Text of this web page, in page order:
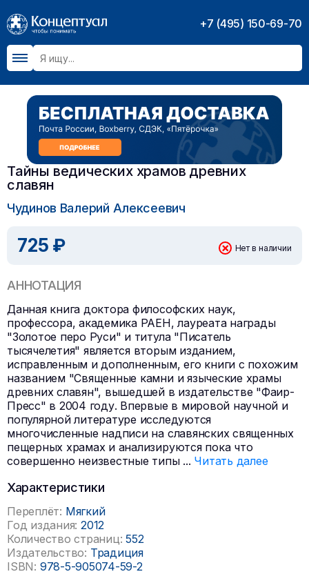
+7 (495) 150-69-70
Тайны ведических храмов древних
славян
Чудинов Валерий Алексеевич
725 ₽ Нет в наличии
АННОТАЦИЯ
Данная книга доктора философских наук,
профессора, академика РАЕН, лауреата награды
"Золотое перо Руси" и титула "Писатель
тысячелетия" является вторым изданием,
исправленным и дополненным, его книги с похожим
названием "Священные камни и языческие храмы
древних славян", вышедшей в издательстве "Фаир-
Пресс" в 2004 году. Впервые в мировой научной и
популярной литературе исследуются
многочисленные надписи на славянских священных
пещерных храмах и анализируются пока что
совершенно неизвестные типы ... Читать далее
Характеристики
Переплёт: Мягкий
Год издания: 2012
Количество страниц: 552
Издательство: Традиция
ISBN: 978-5-905074-59-2